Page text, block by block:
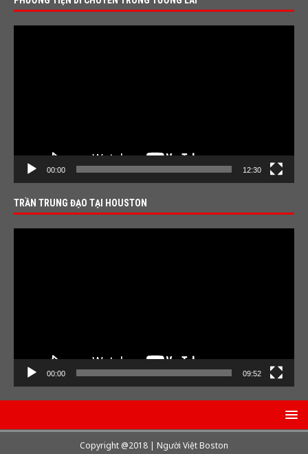
00:00 12:30
TRẦN TRUNG ĐẠO TẠI HOUSTON
00:00 09:52
Copyright @2018 | Người Việt Boston